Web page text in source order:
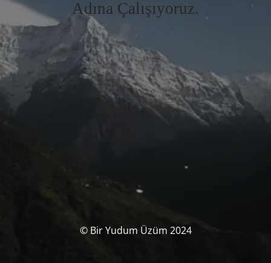
Adına Çalışıyoruz.
© Bir Yudum Üzüm 2024